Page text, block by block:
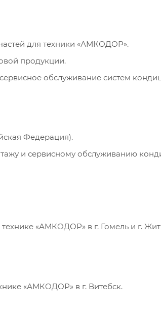
для техники «АМКОДОР».
продукции.
обслуживание систем
Федерация).
и сервисному обслуживанию
«АМКОДОР» в г. Гомель и г.
«АМКОДОР» в г. Витебск.